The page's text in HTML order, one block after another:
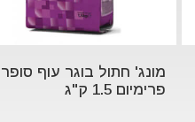
מונג' חתול בוגר עוף סופר
פרימיום 1.5 ק"ג